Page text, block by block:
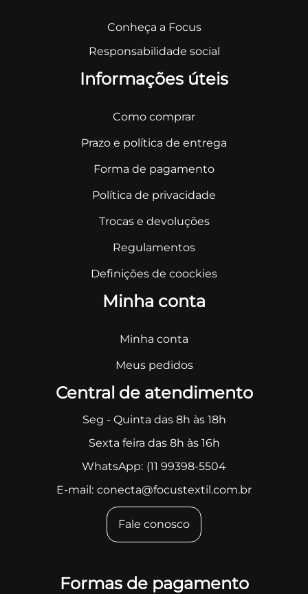
Conheça a Focus
Responsabilidade social
Informações úteis
Como comprar
Prazo e política de entrega
Forma de pagamento
Política de privacidade
Trocas e devoluções
Regulamentos
Definições de coockies
Minha conta
Minha conta
Meus pedidos
Central de atendimento
Seg - Quinta das 8h às 18h
Sexta feira das 8h às 16h
WhatsApp: (11 99398-5504
E-mail: conecta@focustextil.com.br
Fale conosco
Formas de pagamento